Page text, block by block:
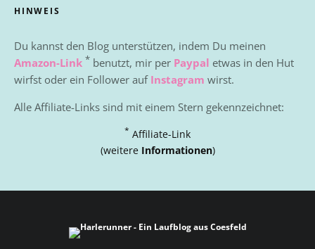
HINWEIS
Du kannst den Blog unterstützen, indem Du meinen
Amazon-Link * benutzt, mir per Paypal etwas in den Hut
wirfst oder ein Follower auf Instagram wirst.
Alle Affiliate-Links sind mit einem Stern gekennzeichnet:
* Affiliate-Link
(weitere Informationen)